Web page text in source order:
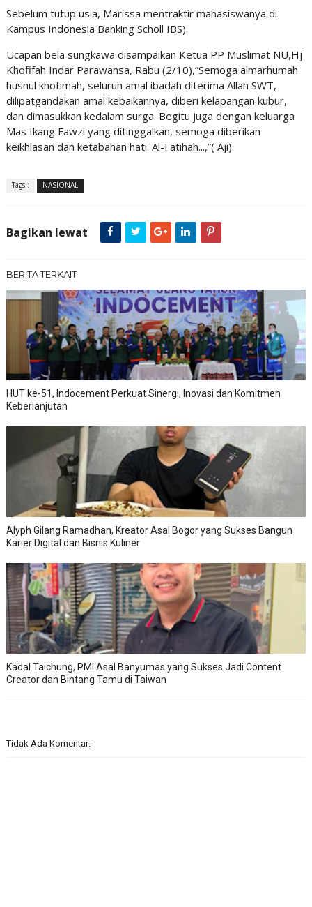
Sebelum tutup usia, Marissa mentraktir mahasiswanya di
Kampus Indonesia Banking Scholl IBS).
Ucapan bela sungkawa disampaikan Ketua PP Muslimat NU,Hj
Khofifah Indar Parawansa, Rabu (2/10),”Semoga almarhumah
husnul khotimah, seluruh amal ibadah diterima Allah SWT,
dilipatgandakan amal kebaikannya, diberi kelapangan kubur,
dan dimasukkan kedalam surga. Begitu juga dengan keluarga
Mas Ikang Fawzi yang ditinggalkan, semoga diberikan
keikhlasan dan ketabahan hati. Al-Fatihah...,”( Aji)
Tags : NASIONAL
Bagikan lewat
BERITA TERKAIT
HUT ke-51, Indocement Perkuat Sinergi, Inovasi dan Komitmen
Keberlanjutan
Alyph Gilang Ramadhan, Kreator Asal Bogor yang Sukses Bangun
Karier Digital dan Bisnis Kuliner
Kadal Taichung, PMI Asal Banyumas yang Sukses Jadi Content
Creator dan Bintang Tamu di Taiwan
Tidak Ada Komentar: